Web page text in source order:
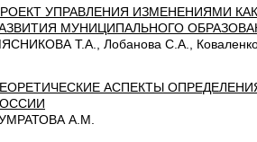
УПРАВЛЕНИЯ ИЗМЕНЕНИЯМИ
МУНИЦИПАЛЬНОГО
Т.А., Лобанова С.А.,
АСПЕКТЫ
А.М.